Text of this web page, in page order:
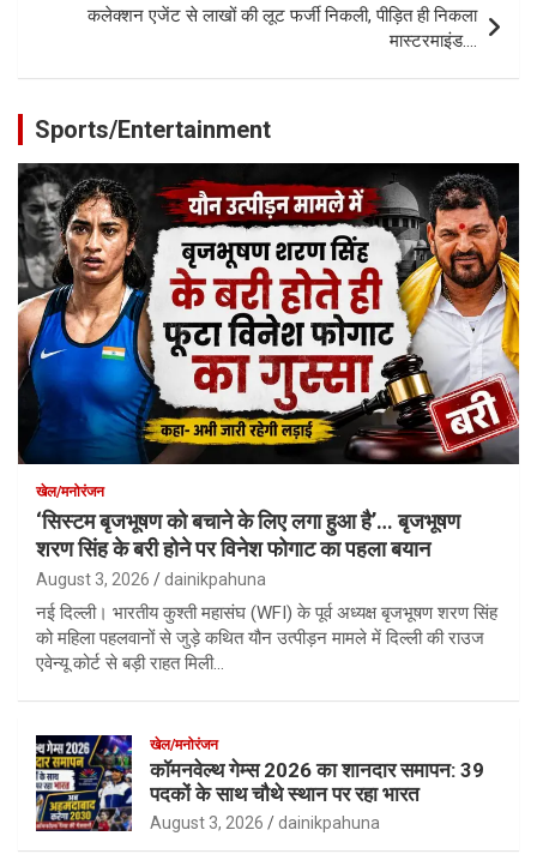
कलेक्शन एजेंट से लाखों की लूट फर्जी निकली, पीड़ित ही निकला
मास्टरमाइंड….
Sports/Entertainment
खेल/मनोरंजन
‘सिस्टम बृजभूषण को बचाने के लिए लगा हुआ है’… बृजभूषण
शरण सिंह के बरी होने पर विनेश फोगाट का पहला बयान
August 3, 2026 dainikpahuna
नई दिल्ली। भारतीय कुश्ती महासंघ (WFI) के पूर्व अध्यक्ष बृजभूषण शरण सिंह
को महिला पहलवानों से जुड़े कथित यौन उत्पीड़न मामले में दिल्ली की राउज
एवेन्यू कोर्ट से बड़ी राहत मिली…
खेल/मनोरंजन
कॉमनवेल्थ गेम्स 2026 का शानदार समापन: 39
पदकों के साथ चौथे स्थान पर रहा भारत
August 3, 2026 dainikpahuna